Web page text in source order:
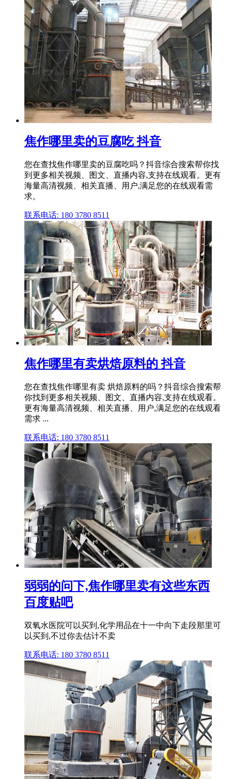
焦作哪里卖的豆腐吃 抖音
您在查找焦作哪里卖的豆腐吃吗？抖音综合搜索帮你找
到更多相关视频、图文、直播内容,支持在线观看。更有
海量高清视频、相关直播、用户,满足您的在线观看需
求。
联系电话: 180 3780 8511
焦作哪里有卖烘焙原料的 抖音
您在查找焦作哪里有卖 烘焙原料的吗？抖音综合搜索帮
你找到更多相关视频、图文、直播内容,支持在线观看。
更有海量高清视频、相关直播、用户,满足您的在线观看
需求 ...
联系电话: 180 3780 8511
弱弱的问下,焦作哪里卖有这些东西
百度贴吧
双氧水医院可以买到,化学用品在十一中向下走段那里可
以买到,不过你去估计不卖
联系电话: 180 3780 8511